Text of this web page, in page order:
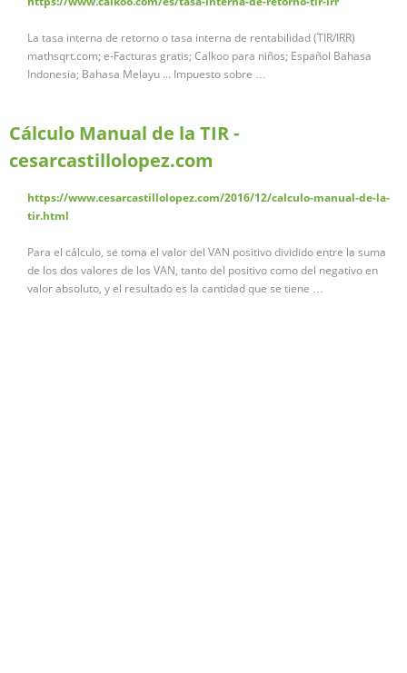
La tasa interna de retorno o tasa interna de rentabilidad (TIR/IRR)
mathsqrt.com; e-Facturas gratis; Calkoo para niños; Español Bahasa
Indonesia; Bahasa Melayu ... Impuesto sobre …
Cálculo Manual de la TIR -
cesarcastillolopez.com
https://www.cesarcastillolopez.com/2016/12/calculo-manual-de-la-
tir.html
Para el cálculo, se toma el valor del VAN positivo dividido entre la suma
de los dos valores de los VAN, tanto del positivo como del negativo en
valor absoluto, y el resultado es la cantidad que se tiene …